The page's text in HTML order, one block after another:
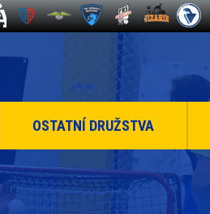
OSTATNÍ DRUŽSTVA